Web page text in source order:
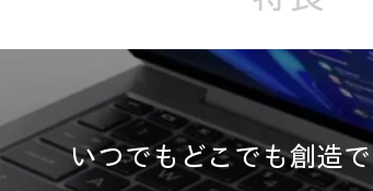
いつでもどこでも創造